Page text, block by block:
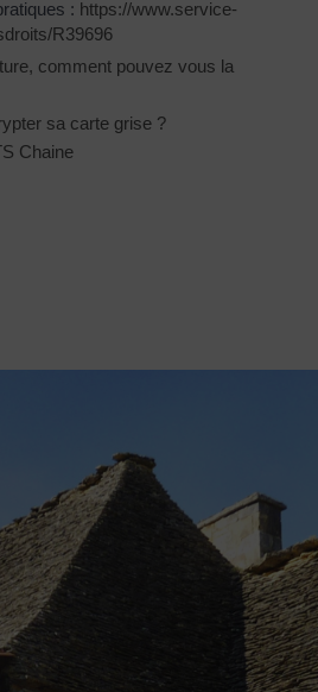
: https://www.service-
R39696
comment pouvez vous la
sa carte grise ?
Chaine